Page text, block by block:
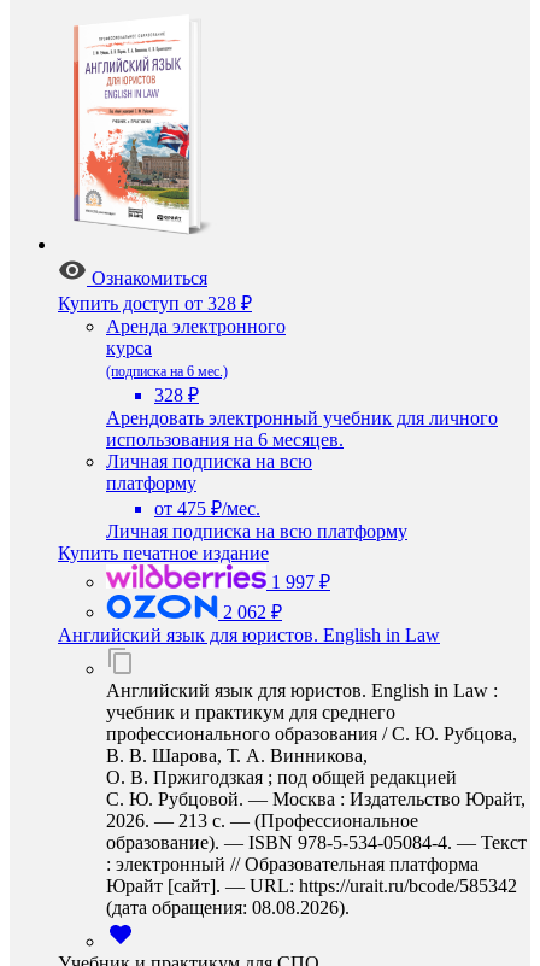
Ознакомиться
Купить доступ от 328 ₽
Аренда электронного
курса
(подписка на 6 мес.)
328 ₽
Арендовать электронный учебник для личного
использования на 6 месяцев.
Личная подписка на всю
платформу
от 475 ₽/мес.
Личная подписка на всю платформу
Купить печатное издание
1 997 ₽
2 062 ₽
Английский язык для юристов. English in Law
Английский язык для юристов. English in Law :
учебник и практикум для среднего
профессионального образования / С. Ю. Рубцова,
В. В. Шарова, Т. А. Винникова,
О. В. Пржигодзкая ; под общей редакцией
С. Ю. Рубцовой. — Москва : Издательство Юрайт,
2026. — 213 с. — (Профессиональное
образование). — ISBN 978-5-534-05084-4. — Текст
: электронный // Образовательная платформа
Юрайт [сайт]. — URL: https://urait.ru/bcode/585342
(дата обращения: 08.08.2026).